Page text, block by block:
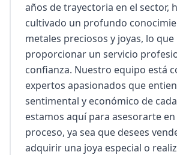
años de trayectoria en el sector,
cultivado un profundo
metales preciosos y joyas, lo
proporcionar un servicio
confianza. Nuestro equipo está
expertos apasionados que
sentimental y económico de
estamos aquí para asesorarte
proceso, ya sea que desees
adquirir una joya especial o